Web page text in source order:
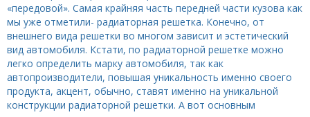
«передовой». Самая крайняя часть передней части кузова как
мы уже отметили- радиаторная решетка. Конечно, от
внешнего вида решетки во многом зависит и эстетический
вид автомобиля. Кстати, по радиаторной решетке можно
легко определить марку автомобиля, так как
автопроизводители, повышая уникальность именно своего
продукта, акцент, обычно, ставят именно на уникальной
конструкции радиаторной решетки. А вот основным